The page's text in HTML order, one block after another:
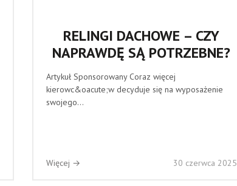
RELINGI DACHOWE – CZY
NAPRAWDĘ SĄ POTRZEBNE?
Artykuł Sponsorowany Coraz więcej
kierowc&oacute;w decyduje się na wyposażenie
swojego...
Więcej → 30 czerwca 2025